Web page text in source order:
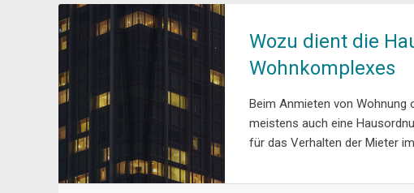
Wozu dient die
Wohnkomplexes
Beim Anmieten von
meistens auch eine
für das Verhalten der Mieter